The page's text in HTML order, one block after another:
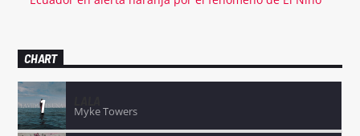
CHART
1 Myke Towers